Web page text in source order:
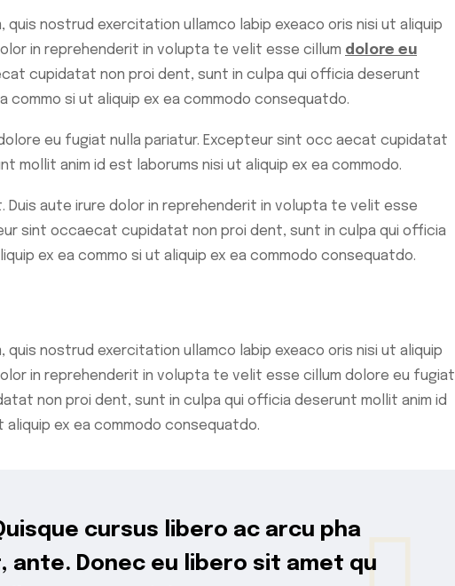
quis nostrud exercitation ullamco labip exeaco oris nisi ut aliquip
in reprehenderit in volupta te velit esse cillum dolore eu
cupidatat non proi dent, sunt in culpa qui officia deserunt
commo si ut aliquip ex ea commodo consequatdo.
eu fugiat nulla pariatur. Excepteur sint occ aecat cupidatat
mollit anim id est laborums nisi ut aliquip ex ea commodo.
Duis aute irure dolor in reprehenderit in volupta te velit esse
sint occaecat cupidatat non proi dent, sunt in culpa qui officia
ex ea commo si ut aliquip ex ea commodo consequatdo.
quis nostrud exercitation ullamco labip exeaco oris nisi ut aliquip
in reprehenderit in volupta te velit esse cillum dolore eu fugiat
non proi dent, sunt in culpa qui officia deserunt mollit anim id
aliquip ex ea commodo consequatdo.
cursus libero ac arcu pha
Donec eu libero sit amet qu